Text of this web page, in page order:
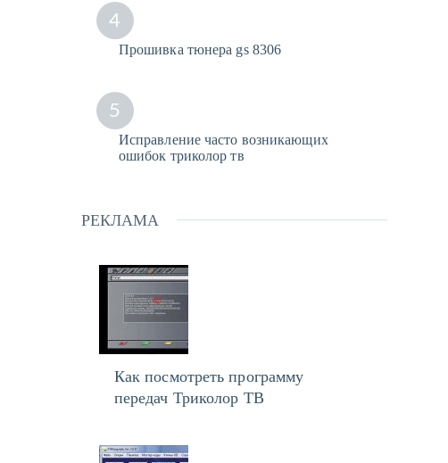
4
Прошивка тюнера gs 8306
5
Исправление часто возникающих
ошибок триколор тв
РЕКЛАМА
Как посмотреть программу
передач Триколор ТВ